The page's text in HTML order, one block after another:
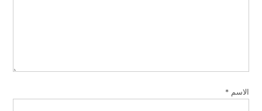
الاسم*